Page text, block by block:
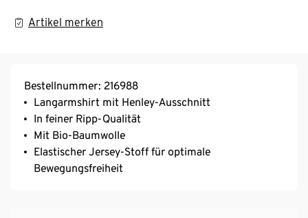
Artikel merken
Bestellnummer: 216988
Langarmshirt mit Henley-Ausschnitt
In feiner Ripp-Qualität
Mit Bio-Baumwolle
Elastischer Jersey-Stoff für optimale
Bewegungsfreiheit